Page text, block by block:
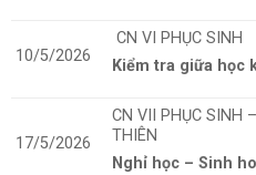
10/5/2026
CN VI PHỤC SINH
Kiểm tra giữa học
17/5/2026
CN VII PHỤC SINH
THIÊN
Nghỉ học – Sinh